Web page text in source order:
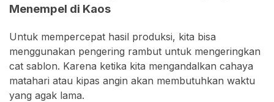
Menempel di Kaos
Untuk mempercepat hasil produksi, kita bisa
menggunakan pengering rambut untuk mengeringkan
cat sablon. Karena ketika kita mengandalkan cahaya
matahari atau kipas angin akan membutuhkan waktu
yang agak lama.